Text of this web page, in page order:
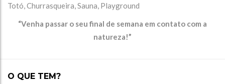
Totó, Churrasqueira, Sauna, Playground
“Venha passar o seu final de semana em contato com a
natureza!”
O QUE TEM?